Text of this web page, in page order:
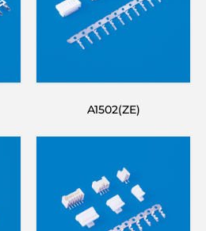
A1502(ZE)